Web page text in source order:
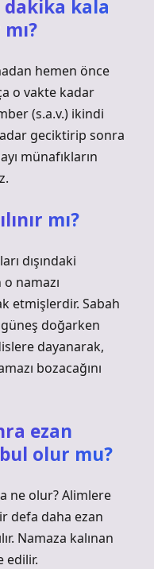
dakika kala
hemen önce
o vakte kadar
(s.a.v.) ikindi
geciktirip sonra
münafıkların
mı?
dışındaki
namazı
etmişlerdir. Sabah
doğarken
dayanarak,
bozacağını
ezan
olur mu?
ne olur? Alimlere
defa daha ezan
Namaza kalınan
edilir.